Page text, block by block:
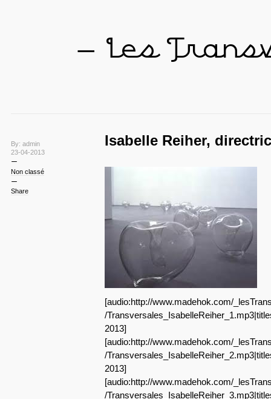
— Les
By: admin
23-04-2013
Non classé
Share
Isabelle Reiher,
[audio:http://www.madehok.com/
/
2013]
[audio:http://www.madehok.com/
/
2013]
[audio:http://www.madehok.com/
/